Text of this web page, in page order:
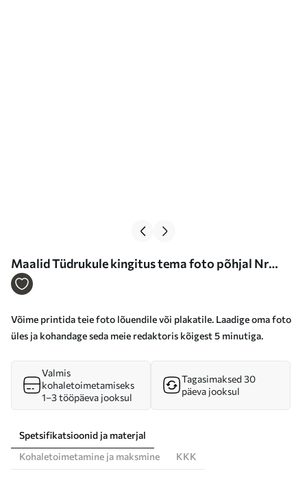
Maalid Tüdrukule kingitus tema foto põhjal Nr
s47176
Võime printida teie foto lõuendile või plakatile. Laadige oma foto
üles ja kohandage seda meie redaktoris kõigest 5 minutiga.
Valmis
kohaletoimetamiseks
1–3 tööpäeva jooksul
Tagasimaksed 30
päeva jooksul
Spetsifikatsioonid ja materjal
Kohaletoimetamine ja maksmine
KKK